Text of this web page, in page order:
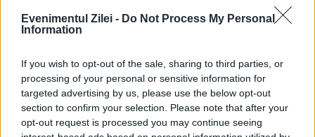
Evenimentul Zilei - Do Not Process My Personal
Information
If you wish to opt-out of the sale, sharing to third parties, or
processing of your personal or sensitive information for
targeted advertising by us, please use the below opt-out
section to confirm your selection. Please note that after your
opt-out request is processed you may continue seeing
energie. Cristian Bușoi: Nu se vor face
limitări de consum către consumatorii
casnici